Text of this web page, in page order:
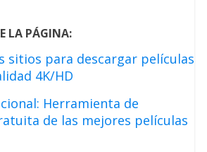
LA PÁGINA:
sitios para descargar películas
4K/HD
Herramienta de
de las mejores películas